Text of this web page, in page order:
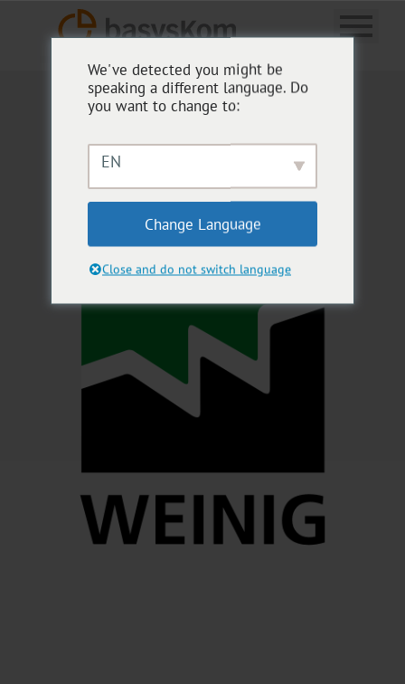
MICHAEL WEINIG AG
OPC UA WOODWORKING
COMPANION SPECIFICATION
We've detected you might be
speaking a different language. Do
you want to change to:
EN
Change Language
Close and do not switch language